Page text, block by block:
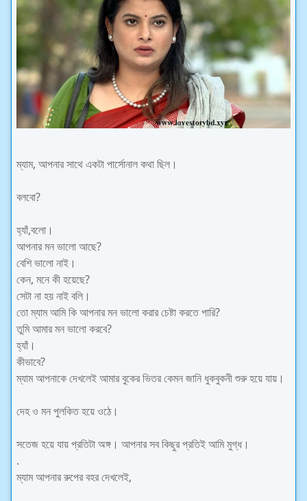
ম্যাম, আপনার সাথে একটা পার্সোনাল কথা ছিল।
বলবো?
হ্যাঁ,বলো।
আপনার মন ভালো আছে?
বেশি ভালো নাই।
কেন, মনে কী হয়েছে?
সেটা না হয় নাই বলি।
তো ম্যাম আমি কি আপনার মন ভালো করার চেষ্টা করতে পারি?
তুমি আমার মন ভালো করবে?
হ্যাঁ।
কীভাবে?
ম্যাম আপনাকে দেখলেই আমার বুকের ভিতর কেমন জানি ধুকবুকনী শুরু হয়ে যায়।
দেহ ও মন পুলকিত হয়ে ওঠে।
সতেজ হয়ে যায় প্রতিটা অঙ্গ। আপনার সব কিছুর প্রতিই আমি মুগ্ধ।
.
ম্যাম আপনার রুপের বহর দেখলেই,